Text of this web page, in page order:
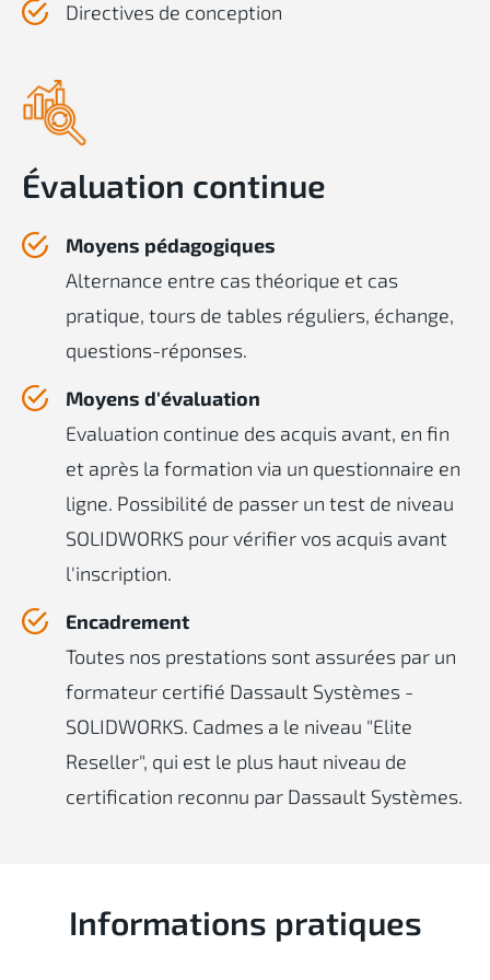
Directives de conception
Évaluation continue
Moyens pédagogiques
Alternance entre cas théorique et cas
pratique, tours de tables réguliers, échange,
questions-réponses.
Moyens d'évaluation
Evaluation continue des acquis avant, en fin
et après la formation via un questionnaire en
ligne. Possibilité de passer un test de niveau
SOLIDWORKS pour vérifier vos acquis avant
l'inscription.
Encadrement
Toutes nos prestations sont assurées par un
formateur certifié Dassault Systèmes -
SOLIDWORKS. Cadmes a le niveau "Elite
Reseller", qui est le plus haut niveau de
certification reconnu par Dassault Systèmes.
Informations pratiques